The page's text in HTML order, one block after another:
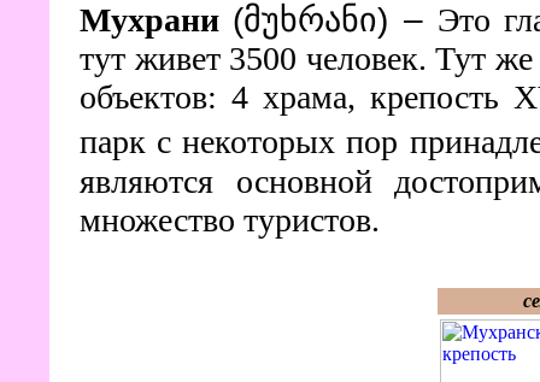
Мухрани (მუხრანი) – Это
тут живет 3500 человек. Тут
объектов: 4 храма, крепость
парк с некоторых пор
являются основной
множество туристов.